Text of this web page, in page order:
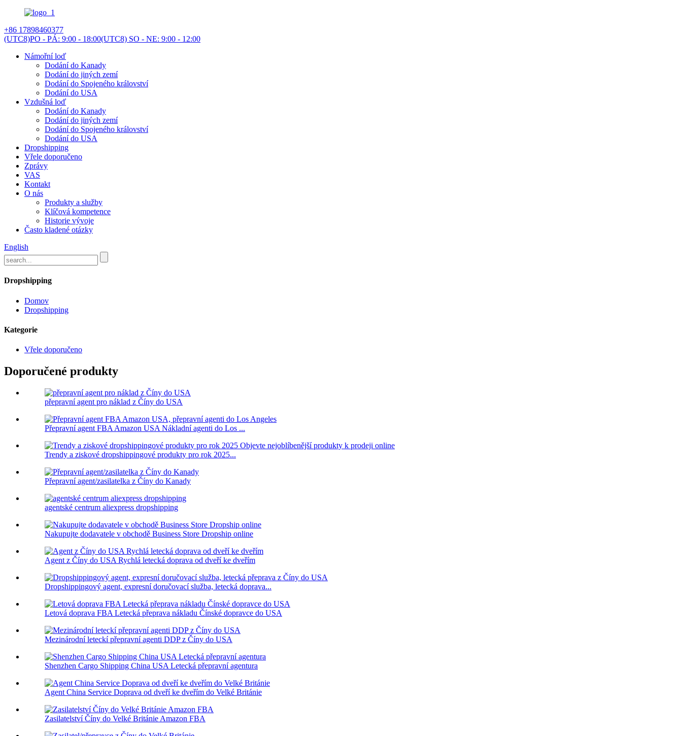
+86 17898460377
(UTC8)PO - PÁ: 9:00 - 18:00(UTC8) SO - NE: 9:00 - 12:00
Námořní loď
Dodání do Kanady
Dodání do jiných zemí
Dodání do Spojeného království
Dodání do USA
Vzdušná loď
Dodání do Kanady
Dodání do jiných zemí
Dodání do Spojeného království
Dodání do USA
Dropshipping
Vřele doporučeno
Zprávy
VAS
Kontakt
O nás
Produkty a služby
Klíčová kompetence
Historie vývoje
Často kladené otázky
English
Dropshipping
Domov
Dropshipping
Kategorie
Vřele doporučeno
Doporučené produkty
přepravní agent pro náklad z Číny do USA
Přepravní agent FBA Amazon USA Nákladní agenti do Los ...
Trendy a ziskové dropshippingové produkty pro rok 2025...
Přepravní agent/zasilatelka z Číny do Kanady
agentské centrum aliexpress dropshipping
Nakupujte dodavatele v obchodě Business Store Dropship online
Agent z Číny do USA Rychlá letecká doprava od dveří ke dveřím
Dropshippingový agent, expresní doručovací služba, letecká doprava...
Letová doprava FBA Letecká přeprava nákladu Čínské dopravce do USA
Mezinárodní leteckí přepravní agenti DDP z Číny do USA
Shenzhen Cargo Shipping China USA Letecká přepravní agentura
Agent China Service Doprava od dveří ke dveřím do Velké Británie
Zasilatelství Číny do Velké Británie Amazon FBA